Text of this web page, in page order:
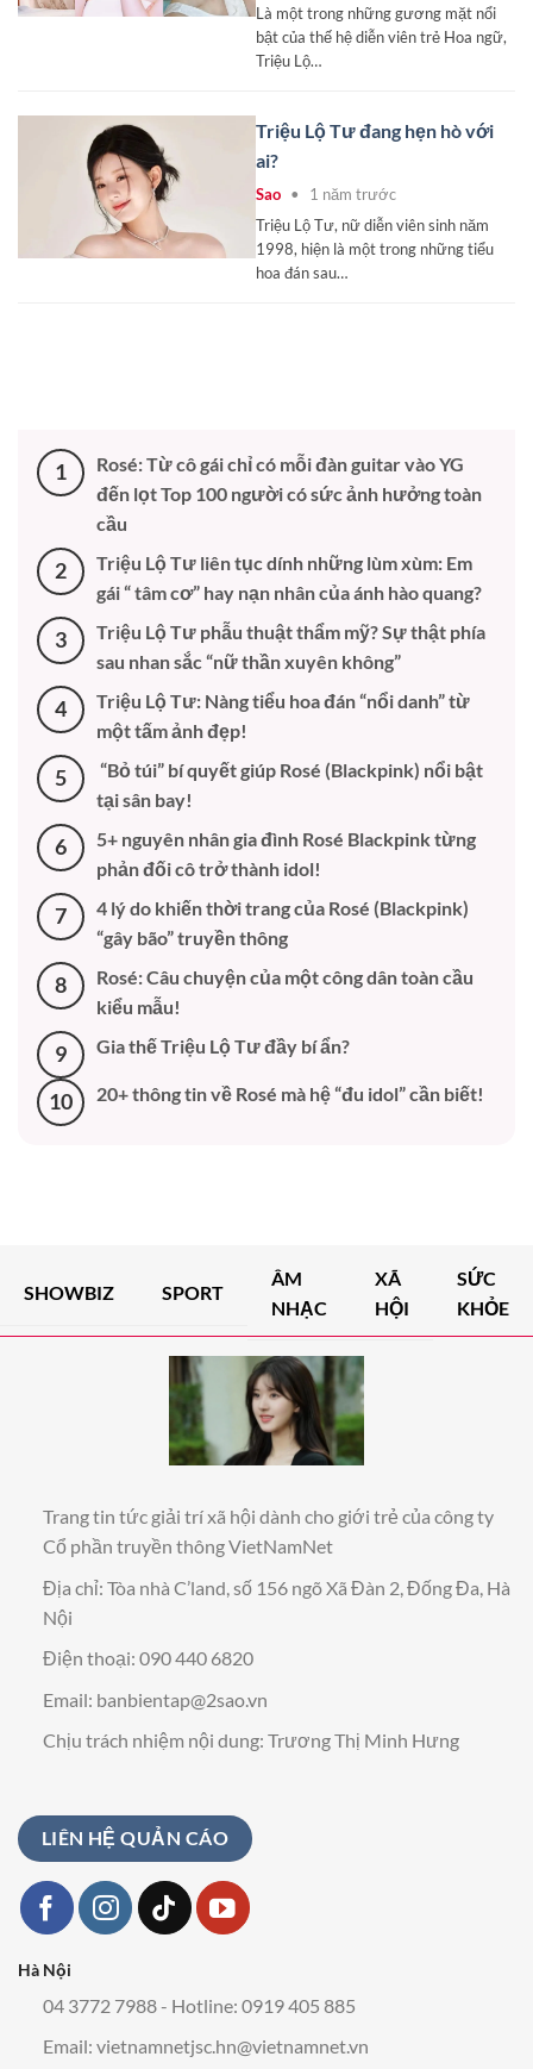
Là một trong những gương mặt nổi
bật của thế hệ diễn viên trẻ Hoa ngữ,
Triệu Lộ…
Triệu Lộ Tư đang hẹn hò với
ai?
Sao •
1 năm trước
Triệu Lộ Tư, nữ diễn viên sinh năm
1998, hiện là một trong những tiểu
hoa đán sau…
1
Rosé: Từ cô gái chỉ có mỗi đàn guitar vào YG
đến lọt Top 100 người có sức ảnh hưởng toàn
cầu
2
Triệu Lộ Tư liên tục dính những lùm xùm: Em
gái “ tâm cơ” hay nạn nhân của ánh hào quang?
3
Triệu Lộ Tư phẫu thuật thẩm mỹ? Sự thật phía
sau nhan sắc “nữ thần xuyên không”
4
Triệu Lộ Tư: Nàng tiểu hoa đán “nổi danh” từ
một tấm ảnh đẹp!
5
“Bỏ túi” bí quyết giúp Rosé (Blackpink) nổi bật
tại sân bay!
6
5+ nguyên nhân gia đình Rosé Blackpink từng
phản đối cô trở thành idol!
7
4 lý do khiến thời trang của Rosé (Blackpink)
“gây bão” truyền thông
8
Rosé: Câu chuyện của một công dân toàn cầu
kiểu mẫu!
9 Gia thế Triệu Lộ Tư đầy bí ẩn?
10 20+ thông tin về Rosé mà hệ “đu idol” cần biết!
SHOWBIZ SPORT
ÂM
NHẠC
XÃ
HỘI
SỨC
KHỎE
Trang tin tức giải trí xã hội dành cho giới trẻ của công ty
Cổ phần truyền thông VietNamNet
Địa chỉ: Tòa nhà C’land, số 156 ngõ Xã Đàn 2, Đống Đa, Hà
Nội
Điện thoại: 090 440 6820
Email: banbientap@2sao.vn
Chịu trách nhiệm nội dung: Trương Thị Minh Hưng
LIÊN HỆ QUẢN CÁO
Hà Nội
04 3772 7988 - Hotline: 0919 405 885
Email: vietnamnetjsc.hn@vietnamnet.vn